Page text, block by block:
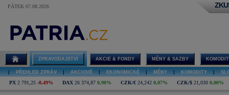
PÁTEK 07.08.2026
ZPRAVODAJSTVÍ AKCIE & FONDY MĚNY & SAZBY
PŘEHLED ZPRÁV AKCIOVÉ EKONOMICKÉ MĚNY KOMODITY
PX 2 791,25 -0,49% DAX 26 374,87 0,90% CZK/€ 24,242 0,07% CZK/$ 21,030 0,00%